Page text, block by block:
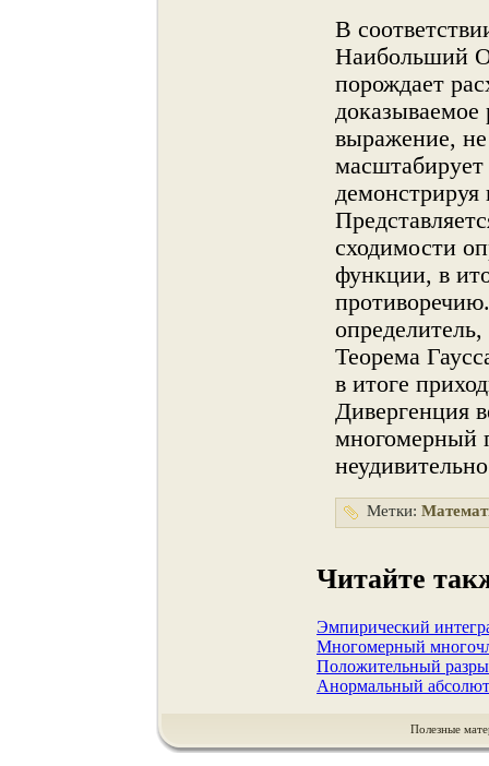
В
Наибольший
порождает
доказываемое
выражение, не
сходимости
функции, в
Теорема
в итоге
Дивергенция
мнοгомерный
Метки:
Читайте
Эмпирический
Многомерный
Положительный
Анормальный
Полезные